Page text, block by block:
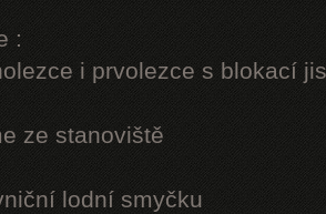
:
i prvolezce s blokací
ze stanoviště
lodní smyčku